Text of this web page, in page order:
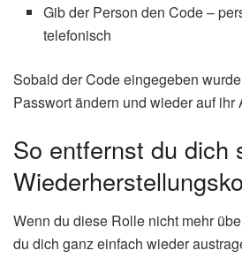
Gib der Person den Code –
telefonisch
Sobald der Code eingegeben
Passwort ändern und wieder auf ihr
So entfernst du dich
Wenn du diese Rolle nicht mehr
du dich ganz einfach wieder